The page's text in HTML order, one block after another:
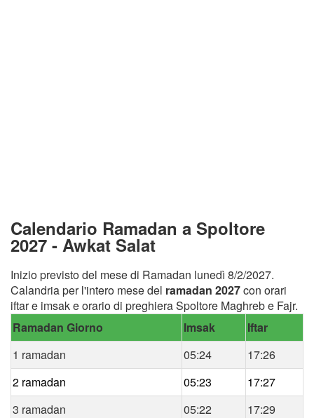
Calendario Ramadan a Spoltore
2027 - Awkat Salat
Inizio previsto del mese di Ramadan lunedì 8/2/2027.
Calandria per l'intero mese del ramadan 2027con orari
iftar e imsak e orario di preghiera Spoltore Maghreb e Fajr.
Ramadan Giorno
Imsak
Iftar
1 ramadan
05:24
17:26
2 ramadan
05:23
17:27
3 ramadan
05:22
17:29